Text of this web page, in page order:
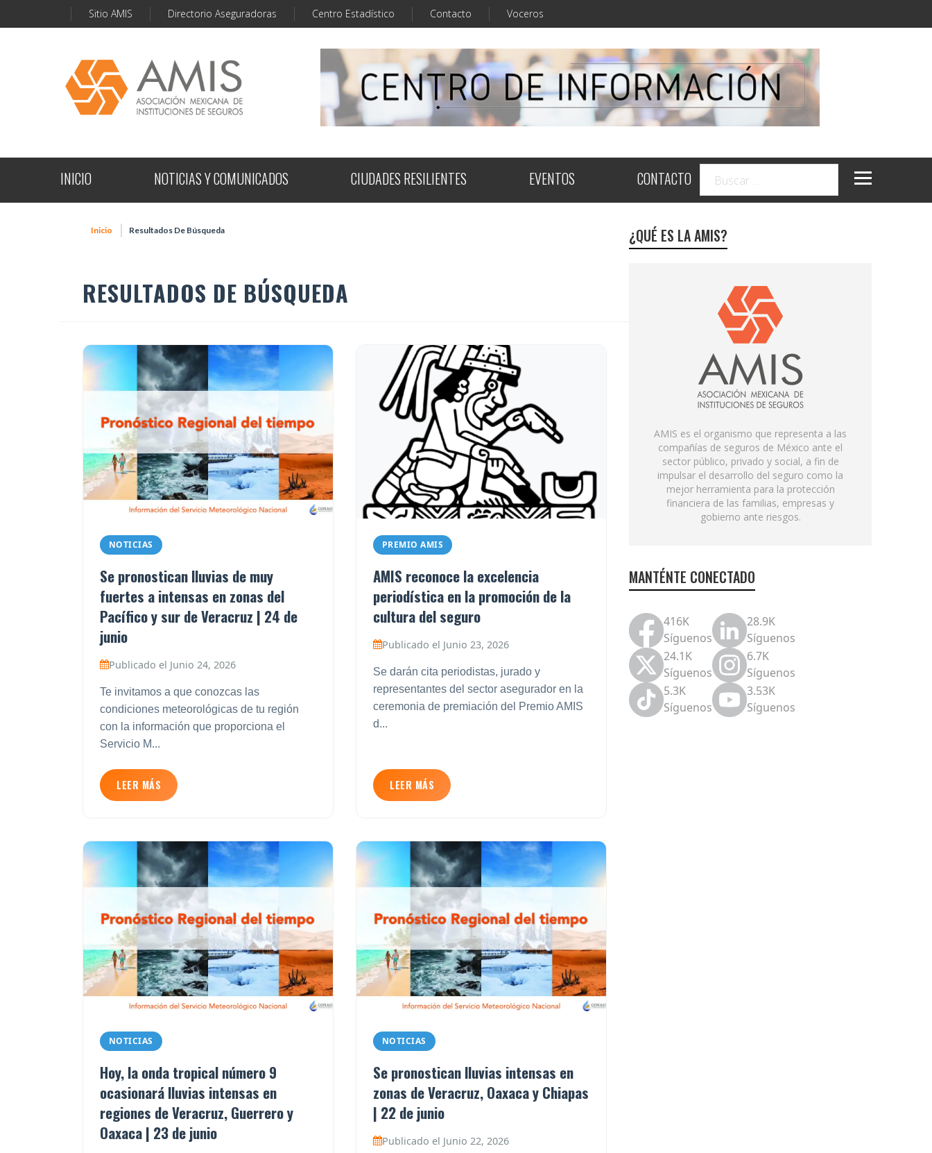
Sitio AMIS Directorio Aseguradoras Centro Estadístico Contacto Voceros
INICIO NOTICIAS Y COMUNICADOS CIUDADES RESILIENTES EVENTOS CONTACTO
Inicio Resultados De Búsqueda
RESULTADOS DE BÚSQUEDA
NOTICIAS
Se pronostican lluvias de muy
fuertes a intensas en zonas del
Pacífico y sur de Veracruz | 24 de
junio
Publicado el Junio 24, 2026
Te invitamos a que conozcas las
condiciones meteorológicas de tu región
con la información que proporciona el
Servicio M...
LEER MÁS
PREMIO AMIS
AMIS reconoce la excelencia
periodística en la promoción de la
cultura del seguro
Publicado el Junio 23, 2026
Se darán cita periodistas, jurado y
representantes del sector asegurador en la
ceremonia de premiación del Premio AMIS
d...
LEER MÁS
NOTICIAS
Hoy, la onda tropical número 9
ocasionará lluvias intensas en
regiones de Veracruz, Guerrero y
Oaxaca | 23 de junio
NOTICIAS
Se pronostican lluvias intensas en
zonas de Veracruz, Oaxaca y Chiapas
| 22 de junio
Publicado el Junio 22, 2026
¿QUÉ ES LA AMIS?
AMIS es el organismo que representa a las
compañías de seguros de México ante el
sector público, privado y social, a fin de
impulsar el desarrollo del seguro como la
mejor herramienta para la protección
financiera de las familias, empresas y
gobierno ante riesgos.
MANTÉNTE CONECTADO
416K
Síguenos
28.9K
Síguenos
24.1K
Síguenos
6.7K
Síguenos
5.3K
Síguenos
3.53K
Síguenos